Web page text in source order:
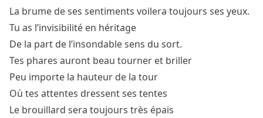
La brume de ses sentiments voilera toujours ses yeux.
Tu as l’invisibilité en héritage
De la part de l’insondable sens du sort.
Tes phares auront beau tourner et briller
Peu importe la hauteur de la tour
Où tes attentes dressent ses tentes
Le brouillard sera toujours très épais